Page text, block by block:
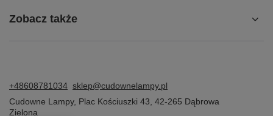
Zobacz także
+48608781034 sklep@cudownelampy.pl
Cudowne Lampy, Plac Kościuszki 43 42-265 Dąbrowa
Zielona